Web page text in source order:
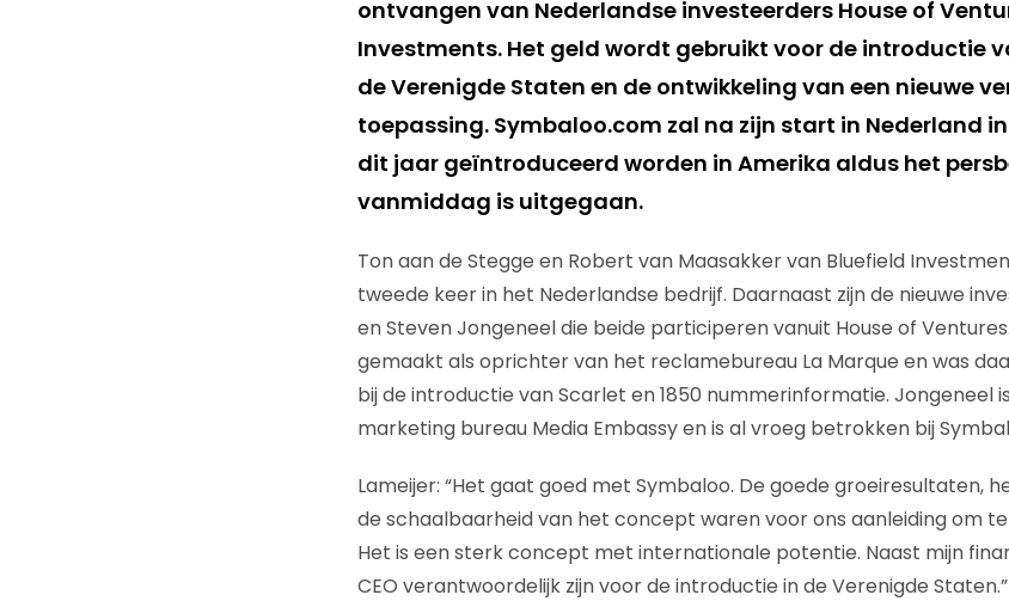
ontvangen van Nederlandse investeerders House of
Investments. Het geld wordt gebruikt voor de introductie
de Verenigde Staten en de ontwikkeling van een nieuwe
toepassing. Symbaloo.com zal na zijn start in Nederland
dit jaar geïntroduceerd worden in Amerika aldus het
vanmiddag is uitgegaan.
Ton aan de Stegge en Robert van Maasakker van Bluefield
tweede keer in het Nederlandse bedrijf. Daarnaast zijn de nieuwe
en Steven Jongeneel die beide participeren vanuit House of
gemaakt als oprichter van het reclamebureau La Marque en was
bij de introductie van Scarlet en 1850 nummerinformatie. Jongeneel
marketing bureau Media Embassy en is al vroeg betrokken bij
Lameijer: “Het gaat goed met Symbaloo. De goede groeiresultaten,
de schaalbaarheid van het concept waren voor ons aanleiding om
Het is een sterk concept met internationale potentie. Naast mijn
CEO verantwoordelijk zijn voor de introductie in de Verenigde Staten.”